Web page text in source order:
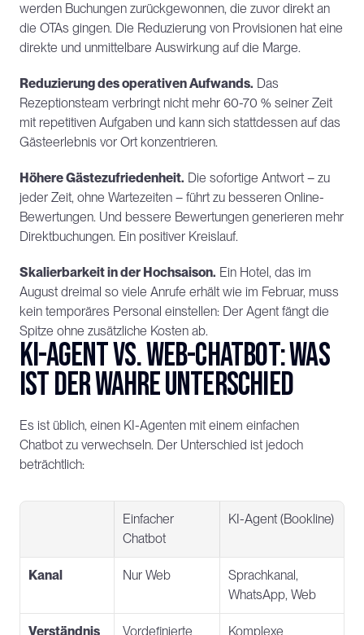
werden Buchungen zurückgewonnen, die zuvor direkt an
die OTAs gingen. Die Reduzierung von Provisionen hat eine
direkte und unmittelbare Auswirkung auf die Marge.
Reduzierung des operativen Aufwands. Das
Rezeptionsteam verbringt nicht mehr 60-70 % seiner Zeit
mit repetitiven Aufgaben und kann sich stattdessen auf das
Gästeerlebnis vor Ort konzentrieren.
Höhere Gästezufriedenheit. Die sofortige Antwort – zu
jeder Zeit, ohne Wartezeiten – führt zu besseren Online-
Bewertungen. Und bessere Bewertungen generieren mehr
Direktbuchungen. Ein positiver Kreislauf.
Skalierbarkeit in der Hochsaison. Ein Hotel, das im
August dreimal so viele Anrufe erhält wie im Februar, muss
kein temporäres Personal einstellen: Der Agent fängt die
Spitze ohne zusätzliche Kosten ab.
KI-Agent vs. Web-Chatbot: Was
ist der wahre Unterschied
Es ist üblich, einen KI-Agenten mit einem einfachen
Chatbot zu verwechseln. Der Unterschied ist jedoch
beträchtlich:
Einfacher
Chatbot
KI-Agent (Bookline)
Kanal Nur Web
Sprachkanal,
WhatsApp, Web
Verständnis Vordefinierte Komplexe